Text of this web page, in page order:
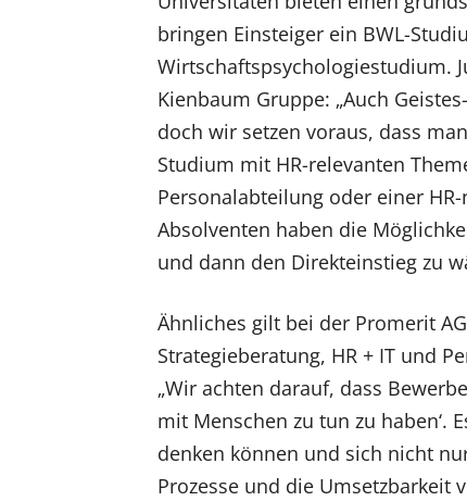
bringen Einsteiger ein BWL-
Wirtschaftspsychologiestudium.
Kienbaum Gruppe: „Auch
doch wir setzen voraus, dass
Studium mit HR-relevanten
Personalabteilung oder einer
Absolventen haben die
und dann den Direkteinstieg zu
Ähnliches gilt bei der Promerit
Strategieberatung, HR + IT und
„Wir achten darauf, dass
mit Menschen zu tun zu haben‘.
denken können und sich nicht
Prozesse und die Umsetzbarkeit